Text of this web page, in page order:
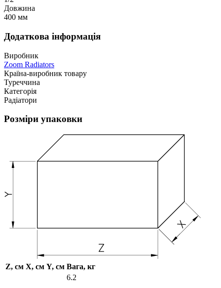
Довжина
400 мм
Додаткова інформація
Виробник
Zoom Radiators
Країна-виробник товару
Туреччина
Категорія
Радіатори
Розміри упаковки
Z, см X, см Y, см Вага, кг
6.2